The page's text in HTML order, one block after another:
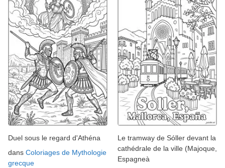
Duel sous le regard d'Athéna
dans Coloriages de Mythologie
grecque
Le tramway de Sóller devant la
cathédrale de la ville (Majoque,
Espagneà